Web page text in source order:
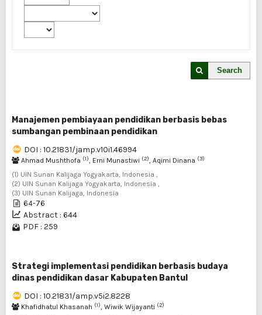
Search
Manajemen pembiayaan pendidikan berbasis bebas
sumbangan pembinaan pendidikan
DOI : 10.21831/jamp.v10i1.46994
Ahmad Mushthofa (1), Erni Munastiwi (2), Aqimi Dinana (3)
(1) UIN Sunan Kalijaga Yogyakarta, Indonesia ,
(2) UIN Sunan Kalijaga Yogyakarta, Indonesia ,
(3) UIN Sunan Kalijaga, Indonesia
64-76
Abstract : 644
PDF : 259
Strategi implementasi pendidikan berbasis budaya
dinas pendidikan dasar Kabupaten Bantul
DOI : 10.21831/amp.v5i2.8228
Khafidhatul Khasanah (1), Wiwik Wijayanti (2)